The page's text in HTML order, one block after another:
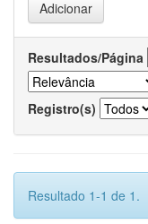
Resultados/Página
Registro(s)
Resultado 1-1 de 1.